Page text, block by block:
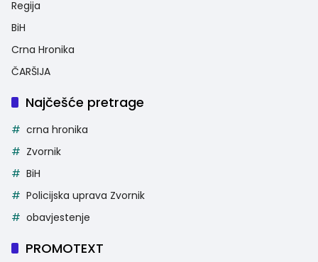
Regija
BiH
Crna Hronika
ČARŠIJA
Najčešće pretrage
crna hronika
Zvornik
BiH
Policijska uprava Zvornik
obavjestenje
PROMOTEXT